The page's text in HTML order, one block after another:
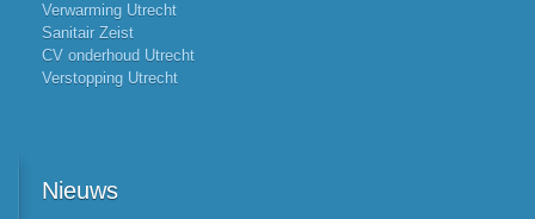
Verwarming Utrecht
Sanitair Zeist
CV onderhoud Utrecht
Verstopping Utrecht
Nieuws